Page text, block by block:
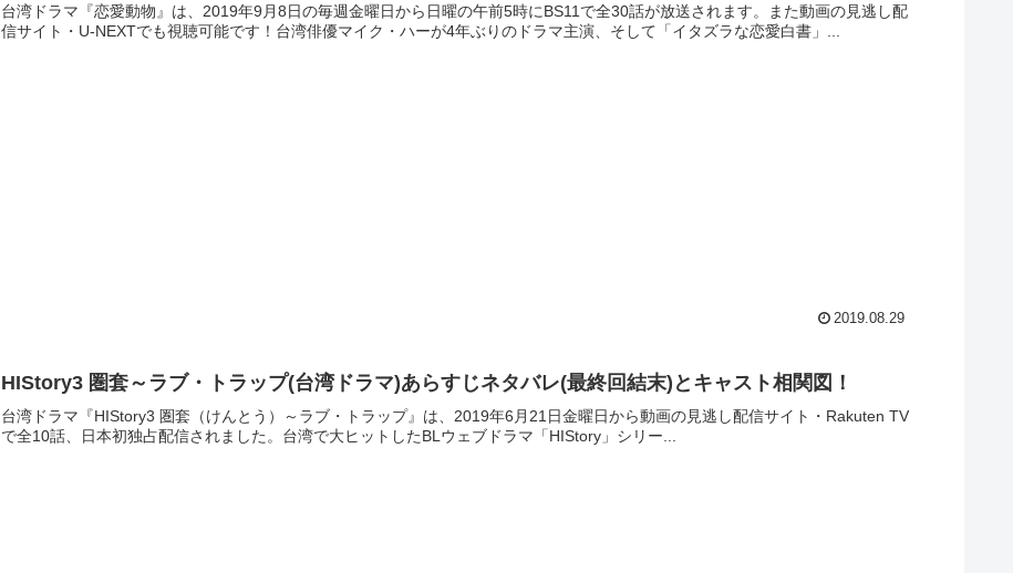
台湾ドラマ『恋愛動物』は、2019年9月8日の毎週金曜日から日曜の午前5時にBS11で全30話が放送されます。また動画の見逃し配
信サイト・U-NEXTでも視聴可能です！台湾俳優マイク・ハーが4年ぶりのドラマ主演、そして「イタズラな恋愛白書」...
2019.08.29
HIStory3 圏套～ラブ・トラップ(台湾ドラマ)あらすじネタバレ(最終回結末)とキャスト相関図！
台湾ドラマ『HIStory3 圏套（けんとう）～ラブ・トラップ』は、2019年6月21日金曜日から動画の見逃し配信サイト・Rakuten TV
で全10話、日本初独占配信されました。台湾で大ヒットしたBLウェブドラマ「HIStory」シリー...